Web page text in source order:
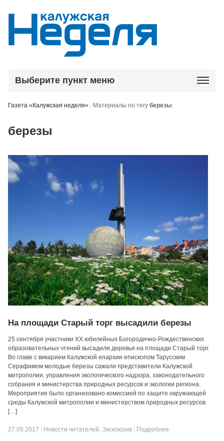
Выберите пункт меню
Газета «Калужская неделя» / Материалы по тегуберезы:
березы
На площади Старый торг высадили березы
25 сентября участники XX юбилейных Богородично-Рождественских
образовательных чтений высадили деревья на площади Старый торг.
Во главе с викарием Калужской епархии епископом Тарусским
Серафимом молодые березы сажали представители Калужской
митрополии, управления экологического надзора, законодательного
собрания и министерства природных ресурсов и экологии региона.
Мероприятие было организовано комиссией по защите окружающей
среды Калужской митрополии и министерством природных ресурсов
[…]
27.09.2017 Новости читателей, Эксклюзив Подробнее